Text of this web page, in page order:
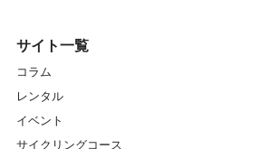
サイト一覧
コラム
レンタル
イベント
サイクリングコース